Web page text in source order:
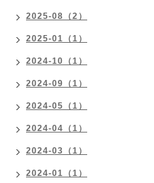
2025-08（2）
2025-01（1）
2024-10（1）
2024-09（1）
2024-05（1）
2024-04（1）
2024-03（1）
2024-01（1）